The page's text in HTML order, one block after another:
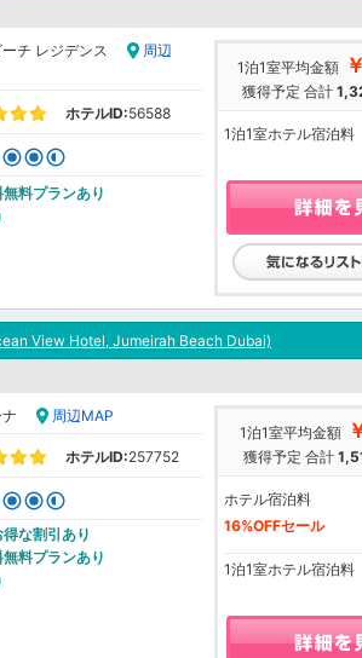
チ レジデンス
周辺
ホテルID:56588
料プランあり
1泊1室平均金額
獲得予定 合計
1泊1室ホテル宿泊料
View Hotel, Jumeirah Beach Dubai)
周辺MAP
ホテルID:257752
な割引あり
料プランあり
1泊1室平均金額
獲得予定 合計
ホテル宿泊料
16%OFFセール
1泊1室ホテル宿泊料